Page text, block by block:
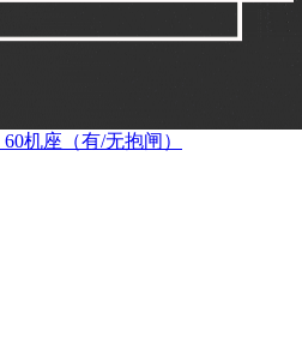
机座（有/无抱闸）